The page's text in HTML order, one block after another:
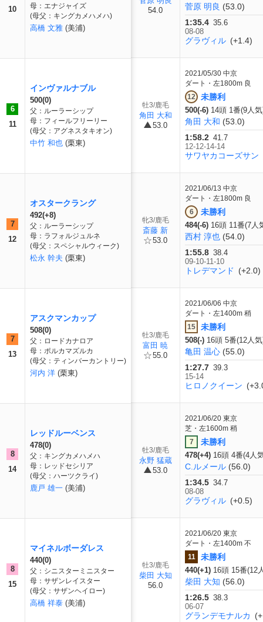
10
母：エナジャイズ
(母父：キングカメハメハ)
高橋 文雅 (美浦)
6
11
インヴァルナブル
500(0)
父：ルーラーシップ
母：フィールフリーリー
(母父：アグネスタキオン)
中竹 和也 (栗東)
7
12
オスタークラング
492(+8)
父：ルーラーシップ
母：ラフォルジュルネ
(母父：スペシャルウィーク)
松永 幹夫 (栗東)
7
13
アスクマンカップ
508(0)
父：ロードカナロア
母：ポルカマズルカ
(母父：ティンバーカントリー)
河内 洋 (栗東)
8
14
レッドルーベンス
478(0)
父：キングカメハメハ
母：レッドセシリア
(母父：ハーツクライ)
鹿戸 雄一 (美浦)
8
15
マイネルボーダレス
440(0)
父：シニスターミニスター
母：サザンレイスター
(母父：サザンヘイロー)
高橋 祥泰 (美浦)
54.0
菅原 明良 (53.0)
1:35.4 35.6
08-08
グラヴィル (+1.4)
牡3/鹿毛
角田 大和
53.0
2021/05/30 中京
ダート・左1800m 良
12
未勝利
500(-6) 14頭 1番(9人
角田 大和 (53.0)
1:58.2 41.7
12-12-14-14
サワヤカコーズサン
牝3/鹿毛
斎藤 新
53.0
2021/06/13 中京
ダート・左1800m 良
6
未勝利
484(-6) 16頭 11番(7人
西村 淳也 (54.0)
1:55.8 38.4
09-10-11-10
トレデマンド (+2.0)
牡3/鹿毛
富田 暁
55.0
2021/06/06 中京
ダート・左1400m 稍
15
未勝利
508(-) 16頭 5番(12人
亀田 温心 (55.0)
1:27.7 39.3
15-14
ヒロノクイーン
牡3/鹿毛
永野 猛蔵
53.0
2021/06/20 東京
芝・左1600m 稍
7
未勝利
478(+4) 16頭 4番(4人
C.ルメール (56.0)
1:34.5 34.7
08-08
グラヴィル (+0.5)
牡3/鹿毛
柴田 大知
56.0
2021/06/20 東京
ダート・左1400m 不
11
未勝利
440(+1) 16頭 15番(12
柴田 大知 (56.0)
1:26.5 38.3
06-07
グランデモナルカ